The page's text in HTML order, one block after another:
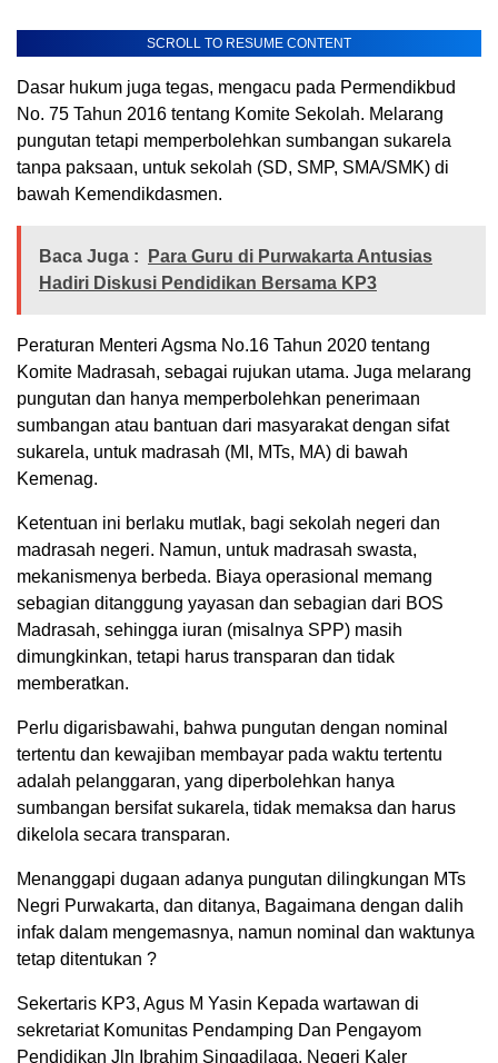
SCROLL TO RESUME CONTENT
Dasar hukum juga tegas, mengacu pada Permendikbud
No. 75 Tahun 2016 tentang Komite Sekolah. Melarang
pungutan tetapi memperbolehkan sumbangan sukarela
tanpa paksaan, untuk sekolah (SD, SMP, SMA/SMK) di
bawah Kemendikdasmen.
Baca Juga :
Para Guru di Purwakarta Antusias
Hadiri Diskusi Pendidikan Bersama KP3
Peraturan Menteri Agsma No.16 Tahun 2020 tentang
Komite Madrasah, sebagai rujukan utama. Juga melarang
pungutan dan hanya memperbolehkan penerimaan
sumbangan atau bantuan dari masyarakat dengan sifat
sukarela, untuk madrasah (MI, MTs, MA) di bawah
Kemenag.
Ketentuan ini berlaku mutlak, bagi sekolah negeri dan
madrasah negeri. Namun, untuk madrasah swasta,
mekanismenya berbeda. Biaya operasional memang
sebagian ditanggung yayasan dan sebagian dari BOS
Madrasah, sehingga iuran (misalnya SPP) masih
dimungkinkan, tetapi harus transparan dan tidak
memberatkan.
Perlu digarisbawahi, bahwa pungutan dengan nominal
tertentu dan kewajiban membayar pada waktu tertentu
adalah pelanggaran, yang diperbolehkan hanya
sumbangan bersifat sukarela, tidak memaksa dan harus
dikelola secara transparan.
Menanggapi dugaan adanya pungutan dilingkungan MTs
Negri Purwakarta, dan ditanya, Bagaimana dengan dalih
infak dalam mengemasnya, namun nominal dan waktunya
tetap ditentukan ?
Sekertaris KP3, Agus M Yasin Kepada wartawan di
sekretariat Komunitas Pendamping Dan Pengayom
Pendidikan Jln Ibrahim Singadilaga, Negeri Kaler